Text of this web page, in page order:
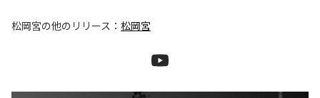
松岡宮の他のリリース： 松岡宮